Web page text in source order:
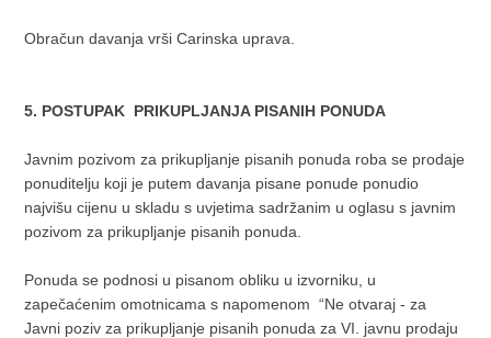
Obračun davanja vrši Carinska uprava.
5. POSTUPAK PRIKUPLJANJA PISANIH PONUDA
Javnim pozivom za prikupljanje pisanih ponuda roba se prodaje
ponuditelju koji je putem davanja pisane ponude ponudio
najvišu cijenu u skladu s uvjetima sadržanim u oglasu s javnim
pozivom za prikupljanje pisanih ponuda.
Ponuda se podnosi u pisanom obliku u izvorniku, u
zapečaćenim omotnicama s napomenom “Ne otvaraj - za
Javni poziv za prikupljanje pisanih ponuda za VI. javnu prodaju